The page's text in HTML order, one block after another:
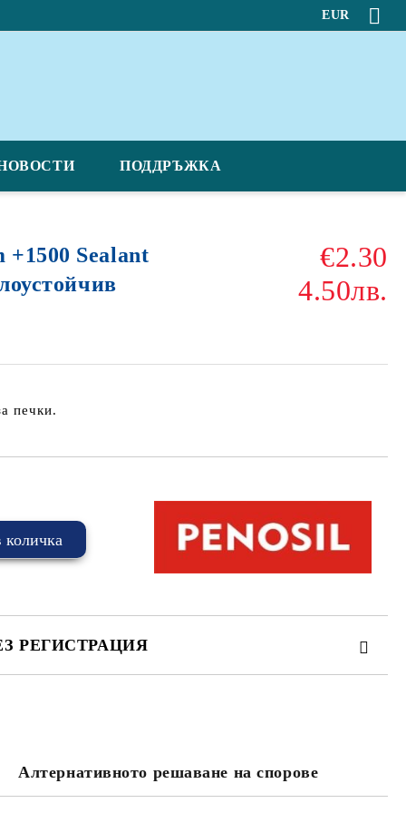
EUR
ПОДДРЪЖКА
Sealant
€2.30
4.50лв.
печки.
РЕГИСТРАЦИЯ
за лични данни
Алтернативното решаване на спорове